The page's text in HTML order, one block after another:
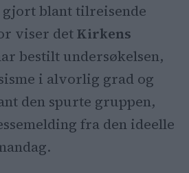
i hverdagen.
skjer ofte på gaten
ber om tydeligere
opplæring.
gjort blant tilreisende
viser detKirkens
bestilt undersøkelsen,
i alvorlig grad og
den spurte gruppen,
fra den ideelle